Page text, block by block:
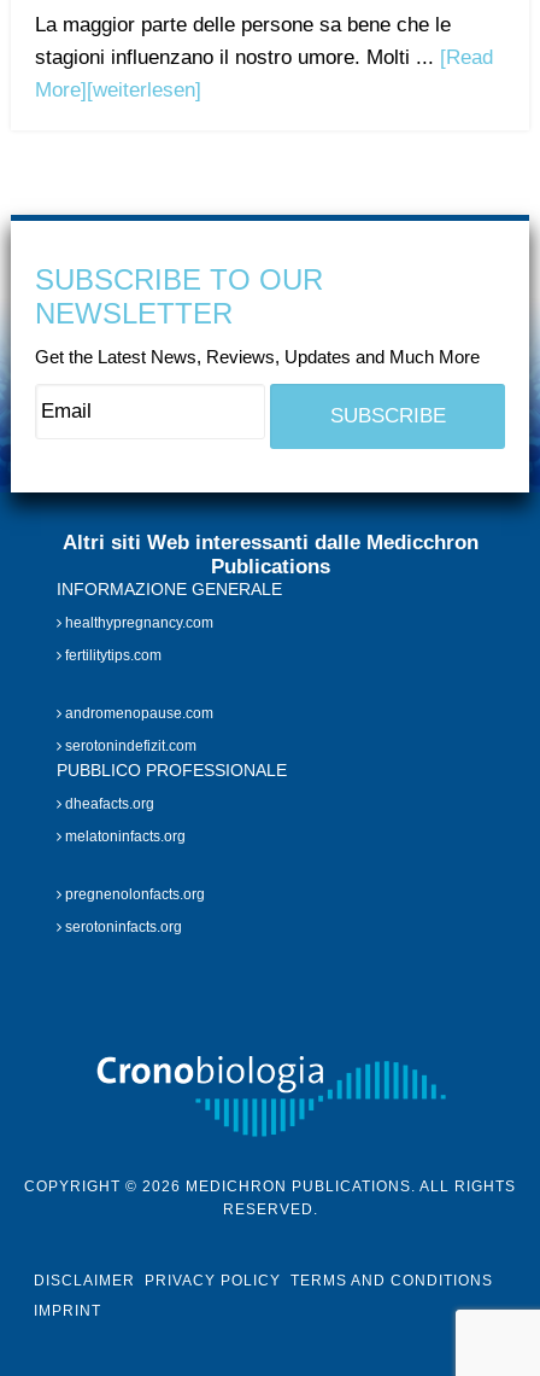
La maggior parte delle persone sa bene che le
stagioni influenzano il nostro umore. Molti ... [Read
More][weiterlesen]
SUBSCRIBE TO OUR
NEWSLETTER
Get the Latest News, Reviews, Updates and Much More
Altri siti Web interessanti dalle Medicchron
Publications
INFORMAZIONE GENERALE
healthypregnancy.com
fertilitytips.com
andromenopause.com
serotonindefizit.com
PUBBLICO PROFESSIONALE
dheafacts.org
melatoninfacts.org
pregnenolonfacts.org
serotoninfacts.org
COPYRIGHT © 2026 MEDICHRON PUBLICATIONS. ALL RIGHTS
RESERVED.
DISCLAIMER PRIVACY POLICY
TERMS AND CONDITIONS
IMPRINT